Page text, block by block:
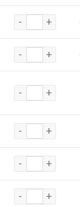
- +
- +
- +
- +
- +
- +